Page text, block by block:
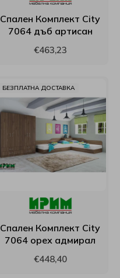
Спален Комплект City
7064 дъб артисан
€463,23
БЕЗПЛАТНА ДОСТАВКА
Спален Комплект City
7064 орех адмирал
€448,40